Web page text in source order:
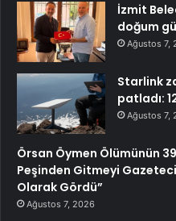
İzmit
doğum
Ağustos 7,
Starlink
patladı:
Ağustos 7,
Örsan Öymen Ölümünün
Peşinden Gitmeyi
Olarak Gördü”
Ağustos 7, 2026